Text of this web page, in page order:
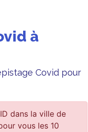
à
Covid pour
dans la ville de
vous les 10